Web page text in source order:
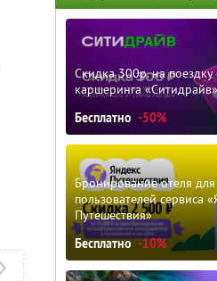
Скидка 300р. на поездку
каршеринга «Ситидрайв»
Бесплатно -50%
Бронирование отеля для
пользователей сервиса
Путешествия»
Бесплатно -10%